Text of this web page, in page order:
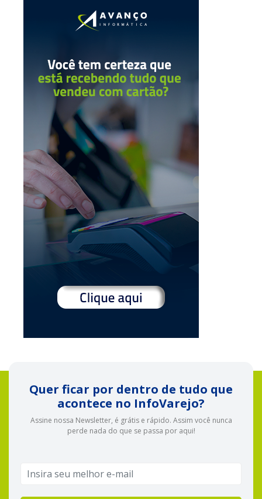
Quer ficar por dentro de tudo que
acontece no InfoVarejo?
Assine nossa Newsletter, é grátis e rápido. Assim você nunca
perde nada do que se passa por aqui!